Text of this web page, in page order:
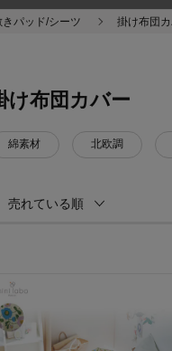
パッド/シーツ 掛け布団
け布団カバー
綿素材 北欧調
売れている順